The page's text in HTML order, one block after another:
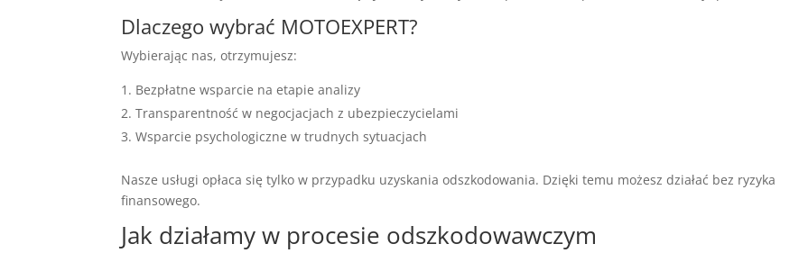
Dlaczego wybrać MOTOEXPERT?
Wybierając nas, otrzymujesz:
Bezpłatne wsparcie na etapie analizy
Transparentność w negocjacjach z ubezpieczycielami
Wsparcie psychologiczne w trudnych sytuacjach
Nasze usługi opłaca się tylko w przypadku uzyskania odszkodowania. Dzięki temu możesz działać bez ryzyka
finansowego.
Jak działamy w procesie odszkodowawczym